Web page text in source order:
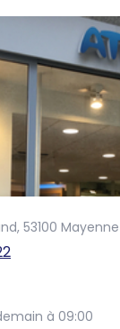
53100 Mayenne
à 09:00